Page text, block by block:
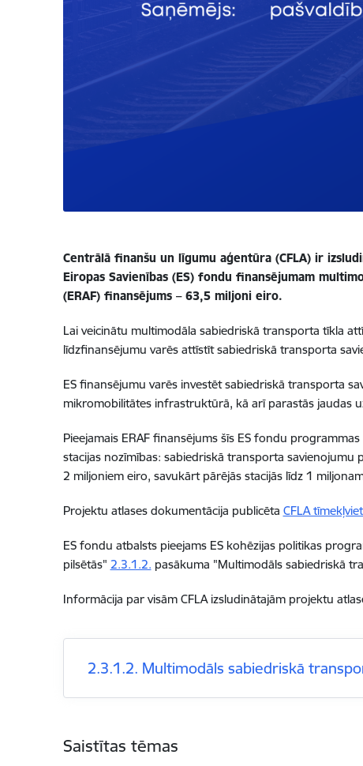
Centrālā finanšu un līgumu aģentūra (CFLA) ir
Eiropas Savienības (ES) fondu finansējumam
(ERAF) finansējums – 63,5 miljoni eiro.
Lai veicinātu multimodāla sabiedriskā transporta tīkla
līdzfinansējumu varēs attīstīt sabiedriskā transporta
ES finansējumu varēs investēt sabiedriskā transporta
mikromobilitātes infrastruktūrā, kā arī parastās jaudas
Pieejamais ERAF finansējums šīs ES fondu
stacijas nozīmības: sabiedriskā transporta
2 miljoniem eiro, savukārt pārējās stacijās līdz 1
Projektu atlases dokumentācija publicēta CFLA
ES fondu atbalsts pieejams ES kohēzijas politikas
pilsētās" 2.3.1.2. pasākuma "Multimodāls sabiedriskā
Informācija par visām CFLA izsludinātajām projektu
2.3.1.2. Multimodāls sabiedriskā
Saistītas tēmas